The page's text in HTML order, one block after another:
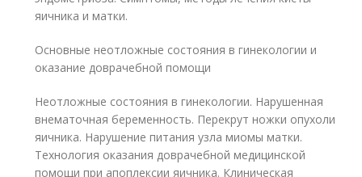
яичника и матки.
Основные неотложные состояния в гинекологии и
оказание доврачебной помощи
Неотложные состояния в гинекологии. Нарушенная
внематочная беременность. Перекрут ножки опухоли
яичника. Нарушение питания узла миомы матки.
Технология оказания доврачебной медицинской
помощи при апоплексии яичника. Клиническая